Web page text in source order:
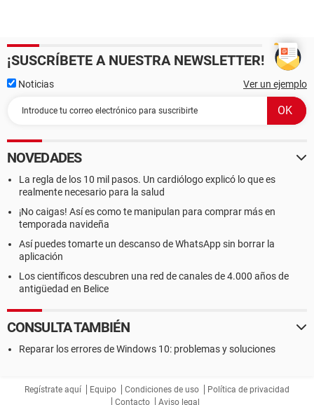
¡SUSCRÍBETE A NUESTRA NEWSLETTER!
Noticias Ver un ejemplo
NOVEDADES
La regla de los 10 mil pasos. Un cardiólogo explicó lo que es
realmente necesario para la salud
¡No caigas! Así es como te manipulan para comprar más en
temporada navideña
Así puedes tomarte un descanso de WhatsApp sin borrar la
aplicación
Los científicos descubren una red de canales de 4.000 años de
antigüedad en Belice
CONSULTA TAMBIÉN
Reparar los errores de Windows 10: problemas y soluciones
Regístrate aquí Equipo Condiciones de uso
Política de privacidad
Contacto
Aviso legal